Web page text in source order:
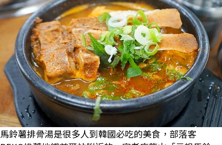
馬鈴薯排骨湯是很多人到韓國必吃的美食，部落客